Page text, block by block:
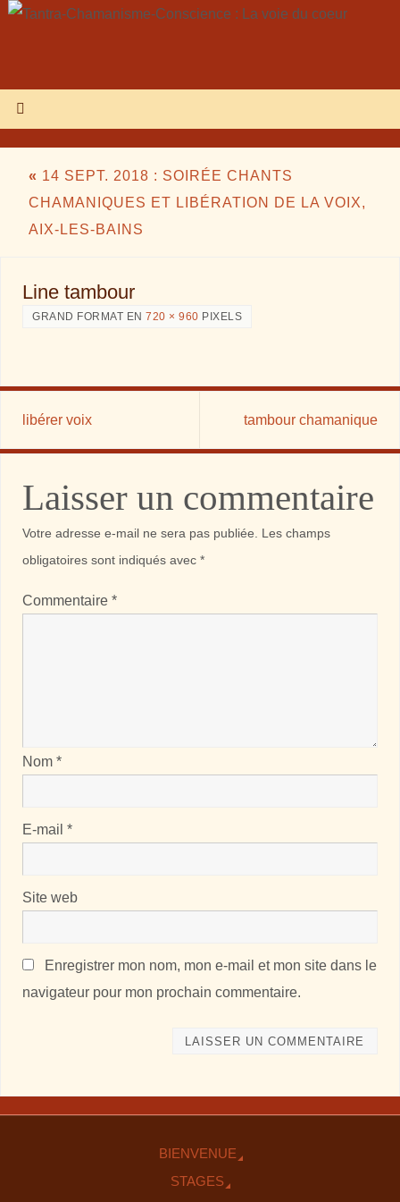
« 14 SEPT. 2018 : SOIRÉE CHANTS
CHAMANIQUES ET LIBÉRATION DE LA VOIX,
AIX-LES-BAINS
Line tambour
GRAND FORMAT EN720 × 960 PIXELS
libérer voix tambour chamanique
Laisser un commentaire
Votre adresse e-mail ne sera pas publiée.
Les champs
obligatoires sont indiqués avec*
Commentaire*
Nom*
E-mail*
Site web
Enregistrer mon nom, mon e-mail et mon site dans le
navigateur pour mon prochain commentaire.
BIENVENUE
STAGES